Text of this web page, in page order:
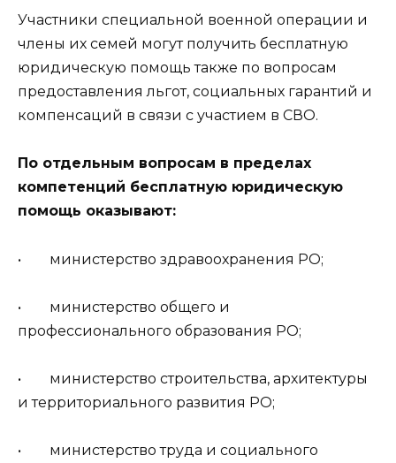
Участники специальной военной операции и
члены их семей могут получить бесплатную
юридическую помощь также по вопросам
предоставления льгот, социальных гарантий и
компенсаций в связи с участием в СВО.
По отдельным вопросам в пределах
компетенций бесплатную юридическую
помощь оказывают:
• министерство здравоохранения РО;
• министерство общего и
профессионального образования РО;
• министерство строительства, архитектуры
и территориального развития РО;
• министерство труда и социального